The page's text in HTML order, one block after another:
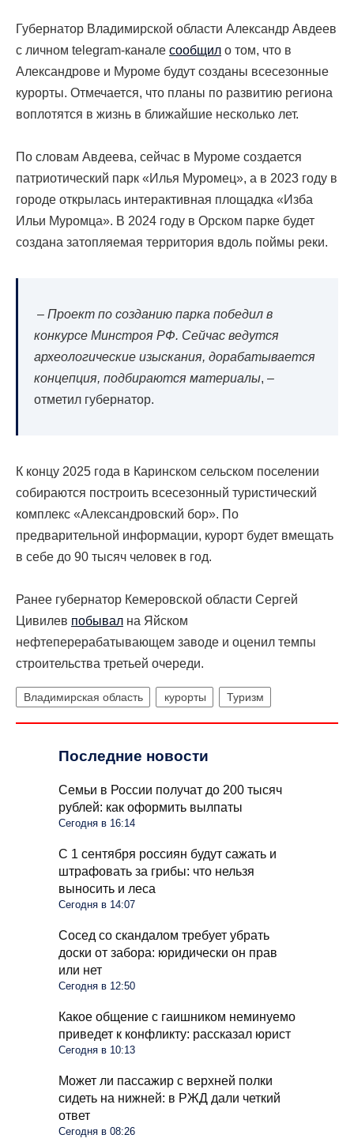
Губернатор Владимирской области Александр Авдеев
с личном telegram-канале сообщил о том, что в
Александрове и Муроме будут созданы всесезонные
курорты. Отмечается, что планы по развитию региона
воплотятся в жизнь в ближайшие несколько лет.
По словам Авдеева, сейчас в Муроме создается
патриотический парк «Илья Муромец», а в 2023 году в
городе открылась интерактивная площадка «Изба
Ильи Муромца». В 2024 году в Орском парке будет
создана затопляемая территория вдоль поймы реки.
– Проект по созданию парка победил в
конкурсе Минстроя РФ. Сейчас ведутся
археологические изыскания, дорабатывается
концепция, подбираются материалы, –
отметил губернатор.
К концу 2025 года в Каринском сельском поселении
собираются построить всесезонный туристический
комплекс «Александровский бор». По
предварительной информации, курорт будет вмещать
в себе до 90 тысяч человек в год.
Ранее губернатор Кемеровской области Сергей
Цивилев побывал на Яйском
нефтеперерабатывающем заводе и оценил темпы
строительства третьей очереди.
Владимирская область курорты Туризм
Последние новости
Семьи в России получат до 200 тысяч
рублей: как оформить вылпаты
Сегодня в 16:14
С 1 сентября россиян будут сажать и
штрафовать за грибы: что нельзя
выносить и леса
Сегодня в 14:07
Сосед со скандалом требует убрать
доски от забора: юридически он прав
или нет
Сегодня в 12:50
Какое общение с гаишником неминуемо
приведет к конфликту: рассказал юрист
Сегодня в 10:13
Может ли пассажир с верхней полки
сидеть на нижней: в РЖД дали четкий
ответ
Сегодня в 08:26